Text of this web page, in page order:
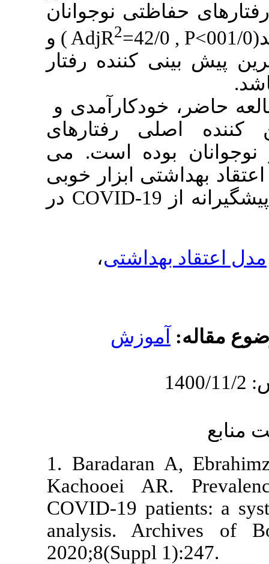
نوجوانان
AdjR2=
) و
رفتار
و
رفتارهای
است.می
ابزار خوبی
COVID- در
،
1.
Kachooei
COVID-19
analysis.